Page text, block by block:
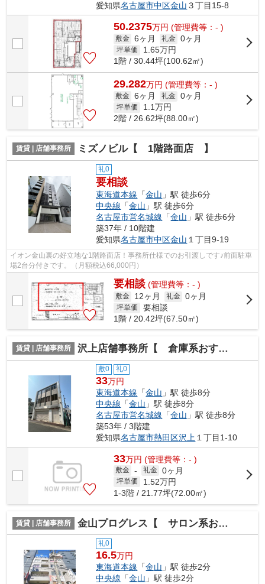
愛知県名古屋市中区金山 ３丁目15-8
50.2375万円 (管理費等：- )
敷金 6ヶ月 礼金 0ヶ月
坪単価 1.65万円
1階 / 30.44坪(100.62㎡)
29.282万円 (管理費等：- )
敷金 6ヶ月 礼金 0ヶ月
坪単価 1.1万円
2階 / 26.62坪(88.00㎡)
賃貸 | 店舗事務所 ミズノビル【 1階路面店 】
礼0
要相談
東海道本線 「金山 」駅 徒歩6分
中央線 「金山 」駅 徒歩6分
名古屋市営名城線 「金山 」駅 徒歩6分
築37年 / 10階建
愛知県名古屋市中区金山 １丁目9-19
イオン金山裏の好立地な1階路面店！事務所仕様でのお引渡しです♪前面駐車
場2台分付きです。（月額税込66,000円）
要相談 (管理費等：- )
敷金 12ヶ月 礼金 0ヶ月
坪単価
要相談
1階 / 20.42坪(67.50㎡)
賃貸 | 店舗事務所 沢上店舗事務所【 倉庫系おすすめ 】
敷0 礼0
33万円
東海道本線 「金山 」駅 徒歩8分
中央線 「金山 」駅 徒歩8分
名古屋市営名城線 「金山 」駅 徒歩8分
築53年 / 3階建
愛知県名古屋市熱田区沢上 １丁目1-10
33万円 (管理費等：- )
敷金 - 礼金 0ヶ月
坪単価 1.52万円
1-3階 / 21.77坪(72.00㎡)
賃貸 | 店舗事務所 金山プログレス【 サロン系おすすめ 】
礼0
16.5万円
東海道本線 「金山 」駅 徒歩2分
中央線 「金山 」駅 徒歩2分